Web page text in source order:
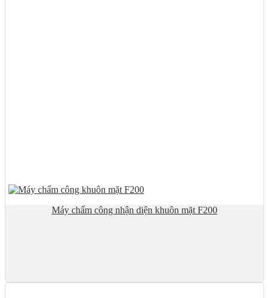
Máy chấm công nhận diện khuôn mặt F200